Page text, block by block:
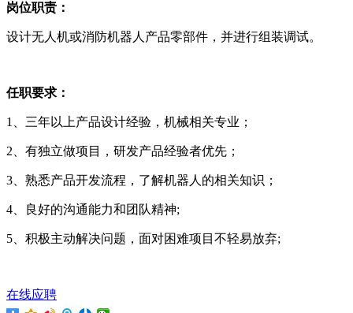
岗位职责：
设计无人机或消防机器人产品零部件，并进行组装调试。
任职要求：
1、三年以上产品设计经验，机械相关专业；
2、有独立做项目，研发产品经验者优先；
3、熟悉产品开发流程，了解机器人的相关知识；
4、良好的沟通能力和团队精神;
5、积极主动解决问题，面对困难项目不轻易放弃;
在线应聘